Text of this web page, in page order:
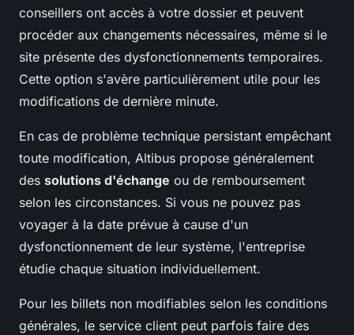
conseillers ont accès à votre dossier et peuvent
procéder aux changements nécessaires, même si le
site présente des dysfonctionnements temporaires.
Cette option s'avère particulièrement utile pour les
modifications de dernière minute.
En cas de problème technique persistant empêchant
toute modification, Altibus propose généralement
des solutions d'échange ou de remboursement
selon les circonstances. Si vous ne pouvez pas
voyager à la date prévue à cause d'un
dysfonctionnement de leur système, l'entreprise
étudie chaque situation individuellement.
Pour les billets non modifiables selon les conditions
générales, le service client peut parfois faire des